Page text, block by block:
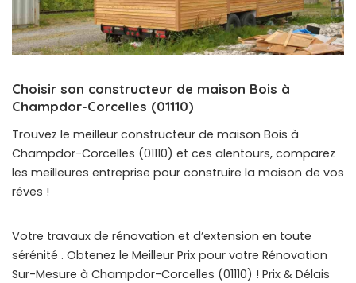
Choisir son constructeur de maison Bois à
Champdor-Corcelles (01110)
Trouvez le meilleur constructeur de maison Bois à
Champdor-Corcelles (01110) et ces alentours, comparez
les meilleures entreprise pour construire la maison de vos
rêves !
Votre travaux de rénovation et d’extension en toute
sérénité . Obtenez le Meilleur Prix pour votre Rénovation
Sur-Mesure à Champdor-Corcelles (01110) ! Prix & Délais